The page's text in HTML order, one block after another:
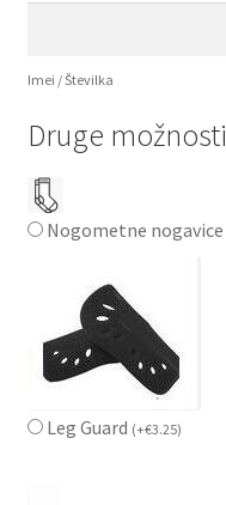
Imei / Številka
Druge možnosti
Nogometne nogavice
Leg Guard (+€3.25)